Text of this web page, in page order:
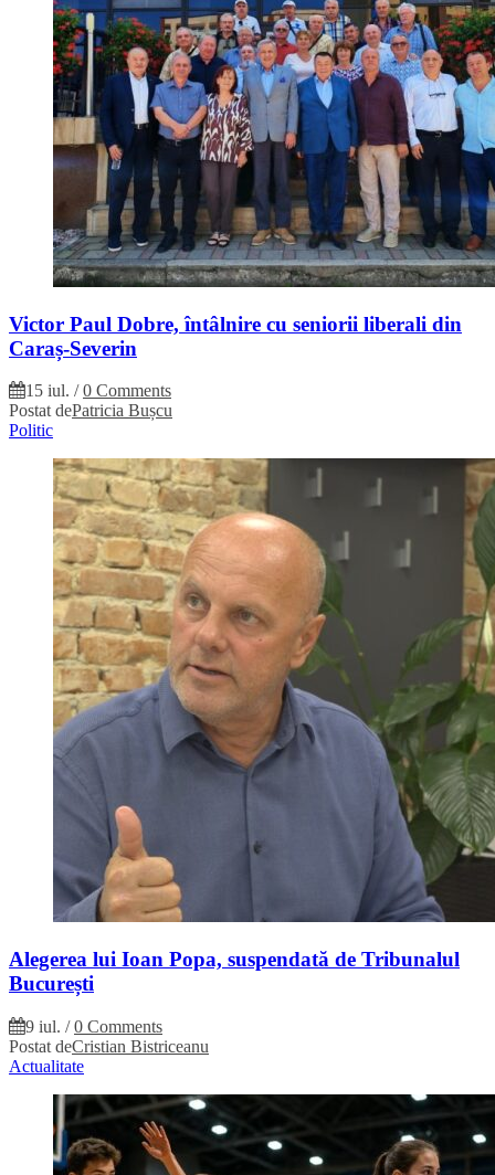
Victor Paul Dobre, întâlnire cu seniorii liberali din
Caraș-Severin
15 iul. / 0 Comments
Postat dePatricia Bușcu
Politic
Alegerea lui Ioan Popa, suspendată de Tribunalul
București
9 iul. / 0 Comments
Postat deCristian Bistriceanu
Actualitate